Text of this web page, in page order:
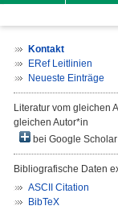
Kontakt
ERef Leitlinien
Neueste Einträge
Literatur vom gleichen
gleichen Autor*in
bei Google Scholar
Bibliografische Daten
ASCII Citation
BibTeX